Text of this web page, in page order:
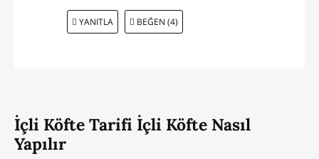
YANITLA BEĞEN (4)
İçli Köfte Tarifi İçli Köfte Nasıl
Yapılır